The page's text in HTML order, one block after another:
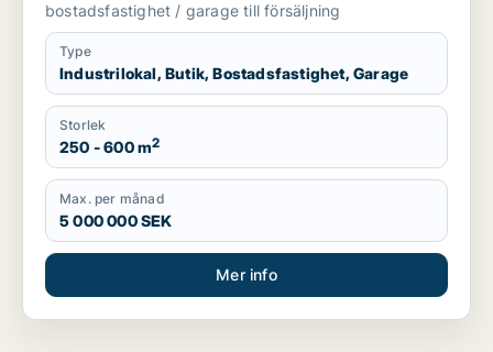
bostadsfastighet / garage till försäljning
Type
Industrilokal, Butik, Bostadsfastighet, Garage
Storlek
250 - 600 m2
Max. per månad
5 000 000 SEK
Mer info